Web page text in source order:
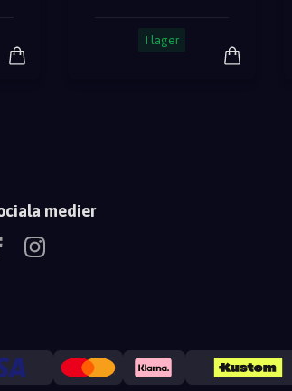
I lager
medier